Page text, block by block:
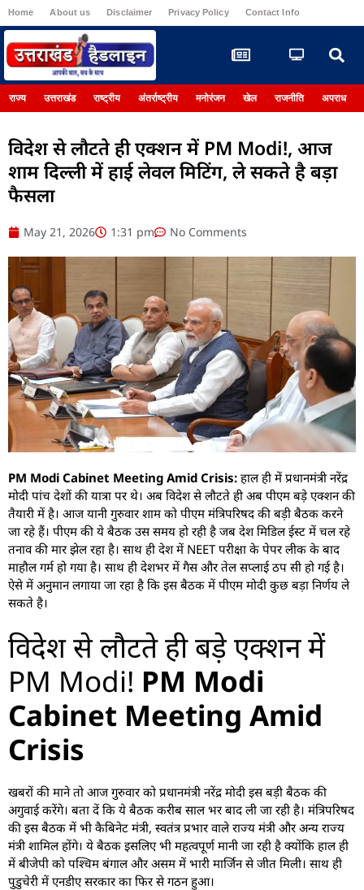
Home About us Disclaimer Privacy Policy Contact Info
राज्य उत्तराखंड राष्ट्रीय अंतर्राष्ट्रीय मनोरंजन खेल राजनीति अपराध
विदेश से लौटते ही एक्शन में PM Modi!, आज
शाम दिल्ली में हाई लेवल मिटिंग, ले सकते है बड़ा
फैसला
May 21, 2026 1:31 pm No Comments
PM Modi Cabinet Meeting Amid Crisis: हाल ही में प्रधानमंत्री नरेंद्र
मोदी पांच देशों की यात्रा पर थे। अब विदेश से लौटते ही अब पीएम बड़े एक्शन की
तैयारी में है। आज यानी गुरुवार शाम को पीएम मंत्रिपरिषद की बड़ी बैठक करने
जा रहे हैं। पीएम की ये बैठक उस समय हो रही है जब देश मिडिल ईस्ट में चल रहे
तनाव की मार झेल रहा है। साथ ही देश में NEET परीक्षा के पेपर लीक के बाद
माहौल गर्म हो गया है। साथ ही देशभर में गैस और तेल सप्लाई ठप सी हो गई है।
ऐसे में अनुमान लगाया जा रहा है कि इस बैठक में पीएम मोदी कुछ बड़ा निर्णय ले
सकते है।
विदेश से लौटते ही बड़े एक्शन में
PM Modi! PM Modi
Cabinet Meeting Amid
Crisis
खबरों की माने तो आज गुरुवार को प्रधानमंत्री नरेंद्र मोदी इस बड़ी बैठक की
अगुवाई करेंगे। बता दें कि ये बैठक करीब साल भर बाद ली जा रही है। मंत्रिपरिषद
की इस बैठक में भी कैबिनेट मंत्री, स्वतंत्र प्रभार वाले राज्य मंत्री और अन्य राज्य
मंत्री शामिल होंगे। ये बैठक इसलिए भी महत्वपूर्ण मानी जा रही है क्योंकि हाल ही
में बीजेपी को पश्चिम बंगाल और असम में भारी मार्जिन से जीत मिली। साथ ही
पुडुचेरी में एनडीए सरकार का फिर से गठन हुआ।